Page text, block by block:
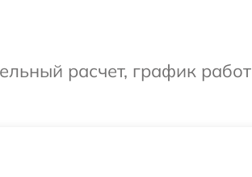
расчет, график